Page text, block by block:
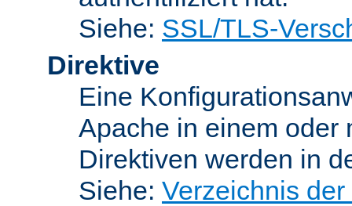
Siehe: SSL/TLS-
Direktive
Eine
Apache in einem oder
Direktiven werden in
Siehe: Verzeichnis